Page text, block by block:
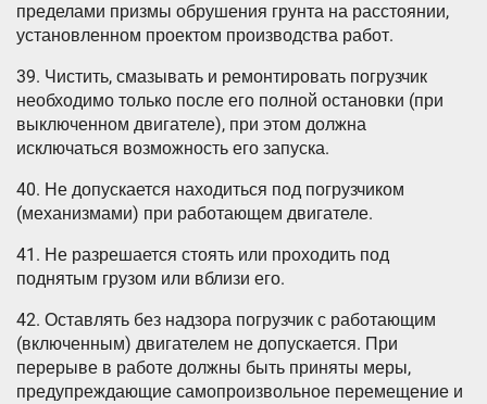
пределами призмы обрушения грунта на расстоянии,
установленном проектом производства работ.
39. Чистить, смазывать и ремонтировать погрузчик
необходимо только после его полной остановки (при
выключенном двигателе), при этом должна
исключаться возможность его запуска.
40. Не допускается находиться под погрузчиком
(механизмами) при работающем двигателе.
41. Не разрешается стоять или проходить под
поднятым грузом или вблизи его.
42. Оставлять без надзора погрузчик с работающим
(включенным) двигателем не допускается. При
перерыве в работе должны быть приняты меры,
предупреждающие самопроизвольное перемещение и